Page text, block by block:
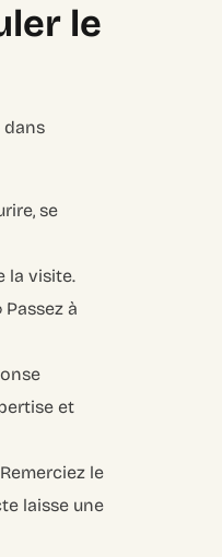
le
dans
se
la visite.
à
et
le
laisse une